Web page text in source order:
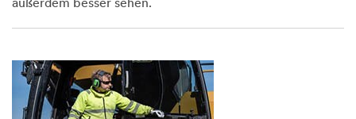
außerdem besser sehen.
1,